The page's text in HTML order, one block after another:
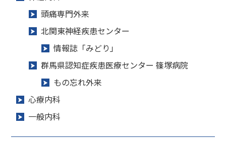
頭痛専門外来
北関東神経疾患センター
情報誌「みどり」
群馬県認知症疾患医療センター 篠塚病院
もの忘れ外来
心療内科
一般内科